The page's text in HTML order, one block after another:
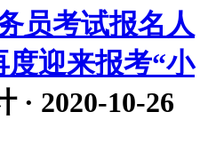
员考试报名人
度迎来报考“小
· 2020-10-26